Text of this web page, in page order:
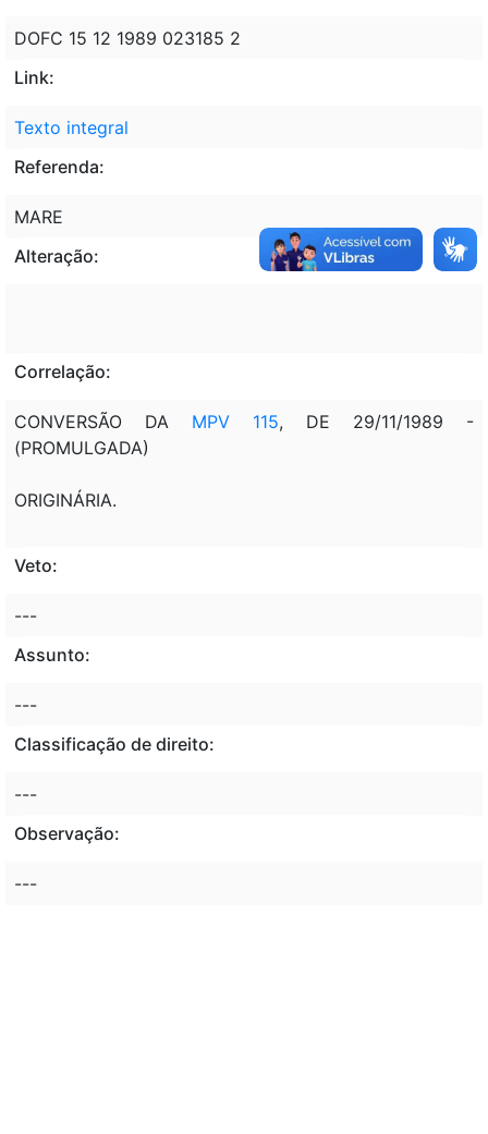
DOFC 15 12 1989 023185 2
Link:
Texto integral
Referenda:
MARE
Alteração:
Correlação:
CONVERSÃO DA MPV 115, DE 29/11/1989 -
(PROMULGADA)
ORIGINÁRIA.
Veto:
---
Assunto:
---
Classificação de direito:
---
Observação:
---